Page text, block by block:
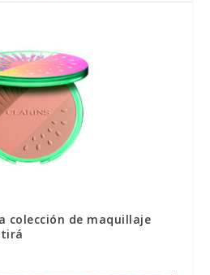
colección de maquillaje